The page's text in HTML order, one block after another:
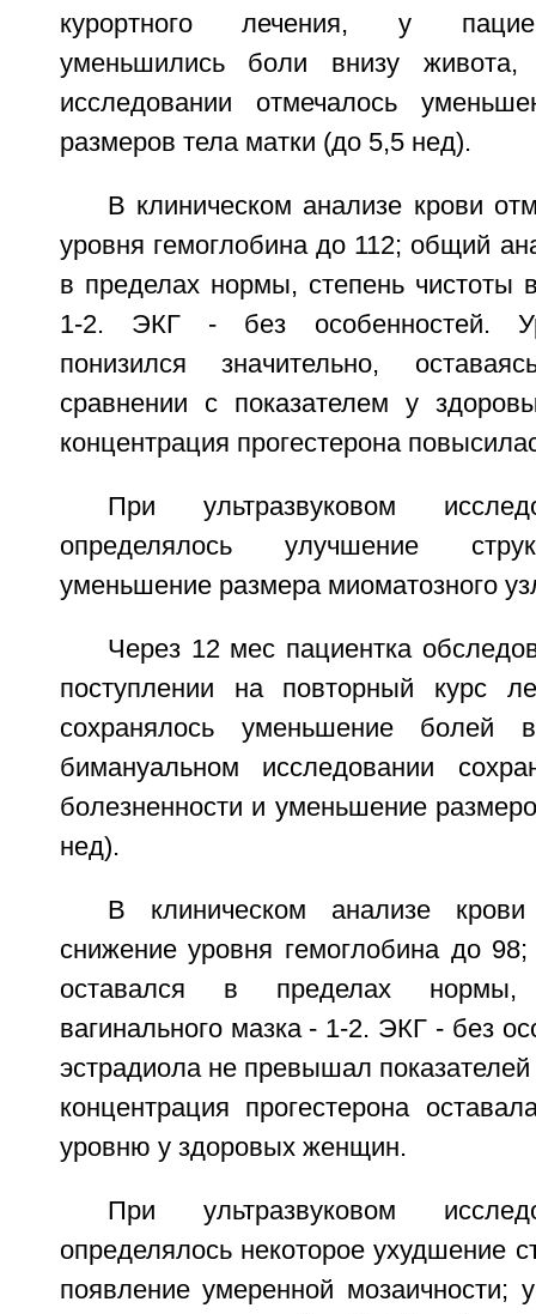
курортного лечения, у
уменьшились боли внизу живота,
исследовании отмечалось
размеров тела матки (до 5,5 нед).
В клиническом анализе крови
уровня гемоглобина до 112; общий
в пределах нормы, степень чистоты
1-2. ЭКГ - без особенностей.
понизился значительно,
сравнении с показателем у
концентрация прогестерона
При ультразвуковом
определялось улучшение
уменьшение размера миоматозного
Через 12 мес пациентка
поступлении на повторный курс
сохранялось уменьшение болей
бимануальном исследовании
болезненности и уменьшение
нед).
В клиническом анализе
снижение уровня гемоглобина до
оставался в пределах нормы,
вагинального мазка - 1-2. ЭКГ - без
эстрадиола не превышал
концентрация прогестерона
уровню у здоровых женщин.
При ультразвуковом
определялось некоторое ухудшение
появление умеренной мозаичности;